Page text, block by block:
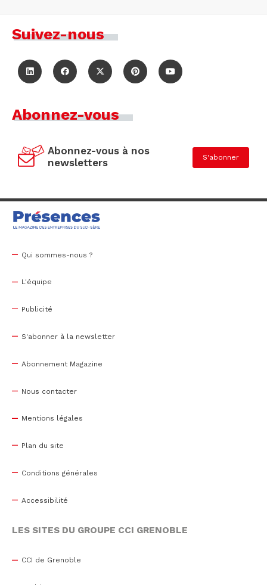
Suivez-nous
Abonnez-vous
Abonnez-vous à nos
newsletters
S'abonner
Qui sommes-nous ?
L'équipe
Publicité
S'abonner à la newsletter
Abonnement Magazine
Nous contacter
Mentions légales
Plan du site
Conditions générales
Accessibilité
LES SITES DU GROUPE CCI GRENOBLE
CCI de Grenoble